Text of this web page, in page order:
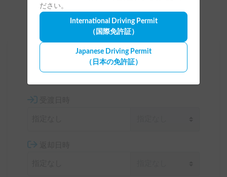
ださい。
International Driving Permit
（国際免許証）
Japanese Driving Permit
（日本の免許証）
全国